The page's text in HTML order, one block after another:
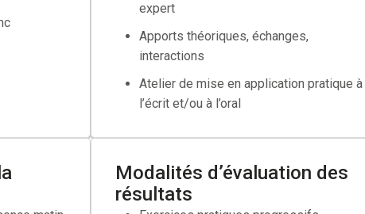
France Travail
auprès de votre OPCO
expert
Apports théoriques, échanges,
interactions
Atelier de mise en application pratique à
l’écrit et/ou à l’oral
Modalités d’évaluation des
résultats